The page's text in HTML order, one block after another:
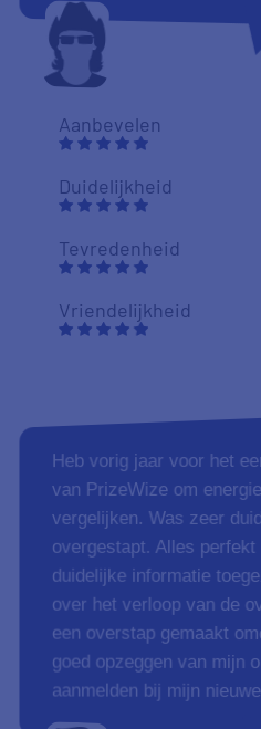
Aanbevelen
Duidelijkheid
Tevredenheid
Vriendelijkheid
Heb vorig jaar voor het
van PrizeWize om
vergelijken. Was zeer
overgestapt. Alles perfekt
duidelijke informatie
over het verloop van de
een overstap gemaakt
goed opzeggen van mijn
aanmelden bij mijn